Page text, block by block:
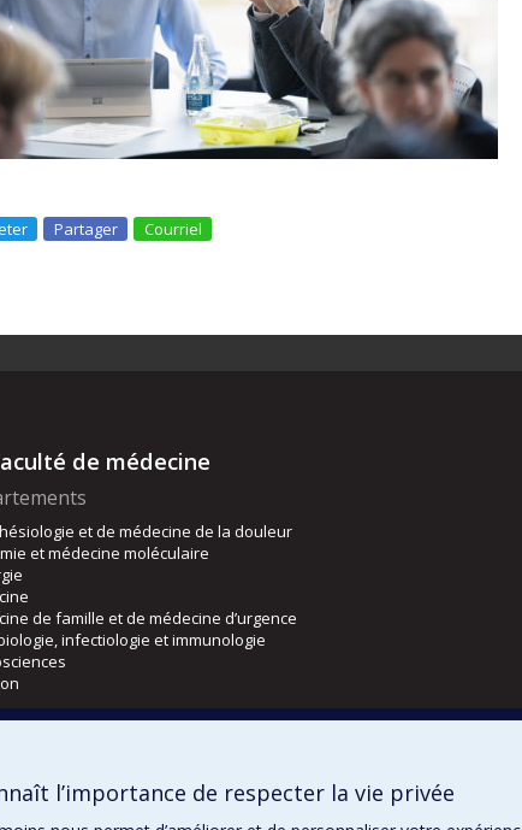
Partager Courriel
de médecine
et de médecine de la douleur
et médecine moléculaire
de famille et de médecine d’urgence
infectiologie et immunologie
et audiologie
l’importance de respecter la vie privée